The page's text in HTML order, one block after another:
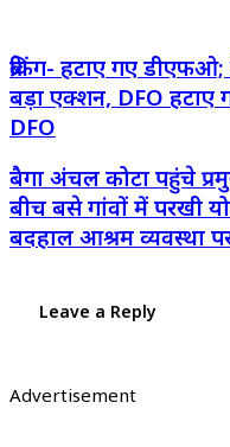
ब्रेकिंग-
हटाए
गए
डीएफओ;
तेंदूपत्ता
अग्निकांड
पर
वनमंत्री
एक्शन,
गए,
ब्रेकिंग- हटाए गए डीएफओ;
बड़ा एक्शन, DFO हटाए
DFO
बैगा
अंचल
कोटा
पहुंचे
सचिव
जंगलों
के
बैगा अंचल कोटा पहुंचे
बीच बसे गांवों में परखी
बदहाल आश्रम व्यवस्था
Leave a Reply
Advertisement